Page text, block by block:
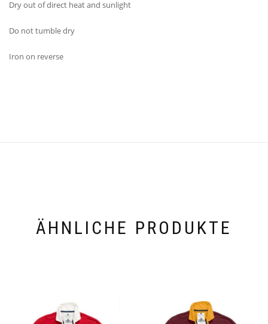
Dry out of direct heat and sunlight
Do not tumble dry
Iron on reverse
ÄHNLICHE PRODUKTE